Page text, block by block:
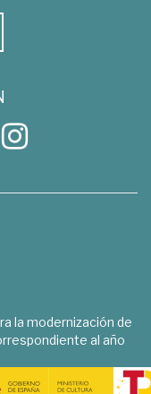
la modernización de
al año